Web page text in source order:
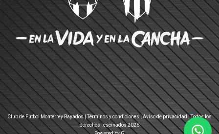
Club de Futbol Monterrey Rayados |Términos y condiciones |Aviso de privacidad | Todos los
derechos reservados 2026